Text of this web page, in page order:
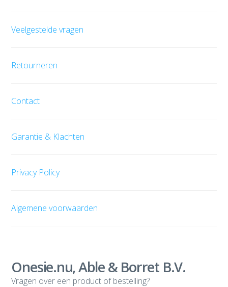
Veelgestelde vragen
Retourneren
Contact
Garantie & Klachten
Privacy Policy
Algemene voorwaarden
Onesie.nu, Able & Borret B.V.
Vragen over een product of bestelling?